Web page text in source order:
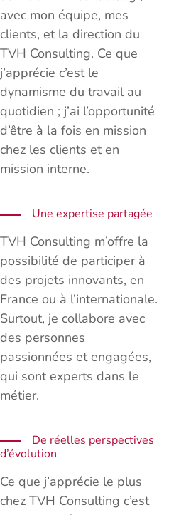
avec mon équipe, mes
clients, et la direction du
TVH Consulting. Ce que
j’apprécie c’est le
dynamisme du travail au
quotidien ; j’ai l’opportunité
d’être à la fois en mission
chez les clients et en
mission interne.
Une expertise partagée
TVH Consulting m’offre la
possibilité de participer à
des projets innovants, en
France ou à l’internationale.
Surtout, je collabore avec
des personnes
passionnées et engagées,
qui sont experts dans le
métier.
De réelles perspectives
d’évolution
Ce que j’apprécie le plus
chez TVH Consulting c’est